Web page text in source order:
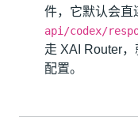
件，它默认会直
api/codex/
走 XAI Router
配置。